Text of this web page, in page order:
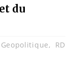
du
Geopolitique, RD